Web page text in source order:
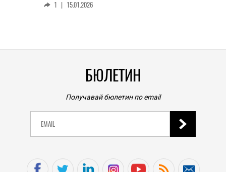
1 | 15.01.2026
БЮЛЕТИН
Получавай бюлетин по email